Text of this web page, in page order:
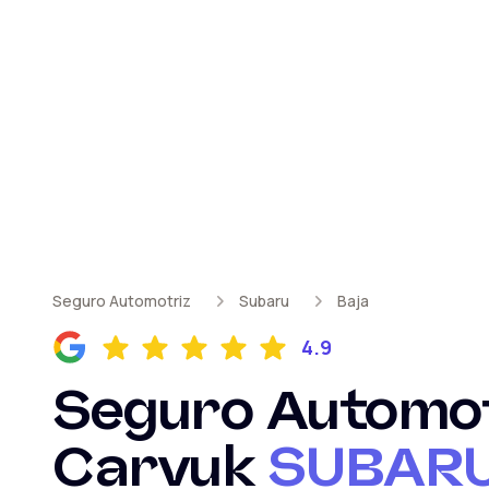
Seguro Automotriz Subaru Baja
4.9
Seguro
Carvuk